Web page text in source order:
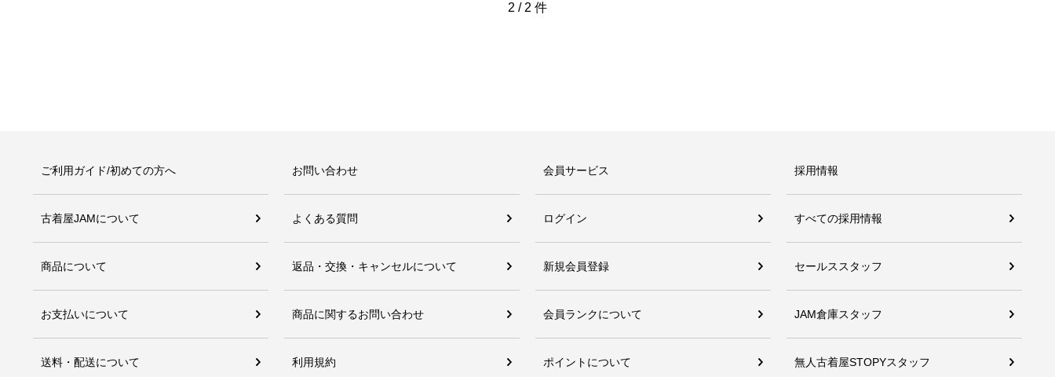
2 / 2 件
ご利用ガイド/初めての方へ
古着屋JAMについて
商品について
お支払いについて
送料・配送について
お問い合わせ
よくある質問
返品・交換・キャンセルについて
商品に関するお問い合わせ
利用規約
会員サービス
ログイン
新規会員登録
会員ランクについて
ポイントについて
採用情報
すべての採用情報
セールススタッフ
JAM倉庫スタッフ
無人古着屋STOPYスタッフ